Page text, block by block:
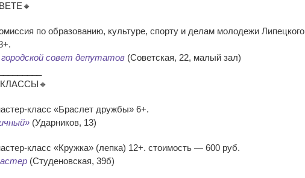
по образованию, культуре, спорту и делам молодежи Липецкого
совет депутатов (Советская, 22, малый зал)
класс «Браслет дружбы» 6+.
(Ударников, 13)
класс «Кружка» (лепка) 12+. стоимость — 600 руб.
(Студеновская, 39б)